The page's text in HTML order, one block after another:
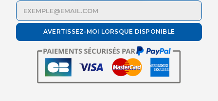
AVERTISSEZ-MOI LORSQUE DISPONIBLE